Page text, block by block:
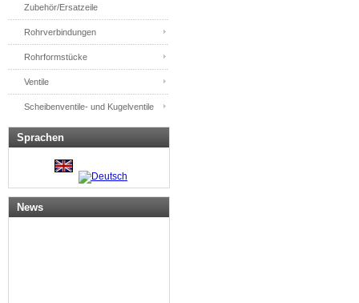
Zubehör/Ersatzeile
Rohrverbindungen
Rohrformstücke
Ventile
Scheibenventile- und Kugelventile
Sprachen
News